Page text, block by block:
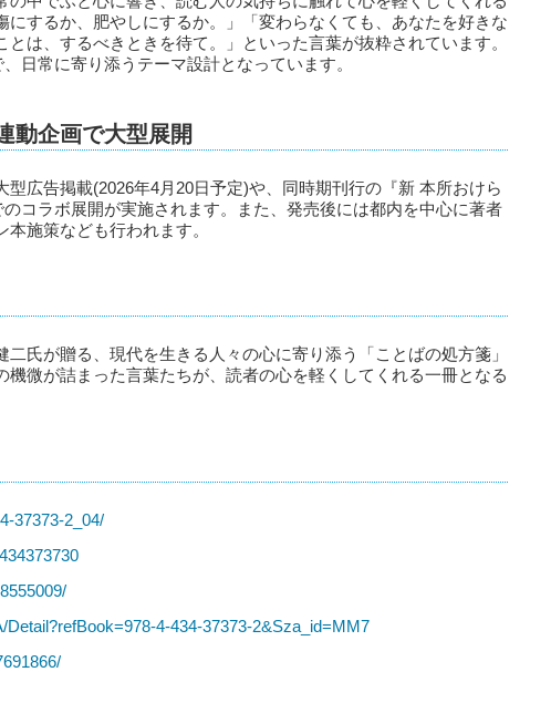
にするか、肥やしにするか。」「変わらなくても、あなたを好きな
とは、するべきときを待て。」といった言葉が抜粋されています。
日常に寄り添うテーマ設計となっています。
動企画で大型展開
広告掲載(2026年4月20日予定)や、同時期刊行の『新 本所おけら
コラボ展開が実施されます。また、発売後には都内を中心に著者
施策なども行われます。
二氏が贈る、現代を生きる人々の心に寄り添う「ことばの処方箋」
機微が詰まった言葉たちが、読者の心を軽くしてくれる一冊となる
37373-2_04/
Detail?refBook=978-4-434-37373-2&Sza_id=MM7